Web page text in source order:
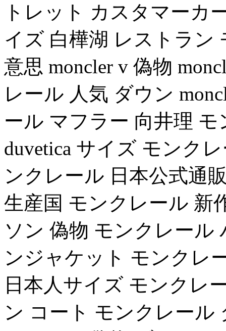
トレット カスタマーカ
イズ 白樺湖 レストラン
意思 moncler v 偽物
レール 人気 ダウン
ール マフラー 向井理
duvetica サイズ モンク
ンクレール 日本公式通
生産国 モンクレール 新
ソン 偽物 モンクレール
ンジャケット モンクレ
日本人サイズ モンクレ
ン コート モンクレール